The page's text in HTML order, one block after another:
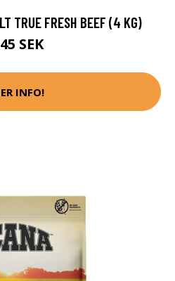
TRUE FRESH BEEF (4 KG)
SEK
INFO!